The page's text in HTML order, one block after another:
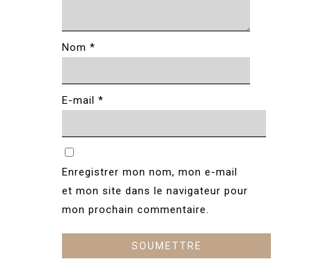
Nom *
E-mail *
Enregistrer mon nom, mon e-mail
et mon site dans le navigateur pour
mon prochain commentaire.